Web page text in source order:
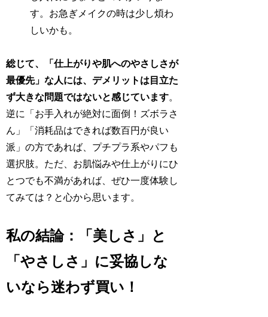
す。お急ぎメイクの時は少し煩わ
しいかも。
総じて、「仕上がりや肌へのやさしさが
最優先」な人には、デメリットは目立た
ず大きな問題ではないと感じています。
逆に「お手入れが絶対に面倒！ズボラさ
ん」「消耗品はできれば数百円が良い
派」の方であれば、プチプラ系やパフも
選択肢。ただ、お肌悩みや仕上がりにひ
とつでも不満があれば、ぜひ一度体験し
てみては？と心から思います。
私の結論：「美しさ」と
「やさしさ」に妥協しな
いなら迷わず買い！